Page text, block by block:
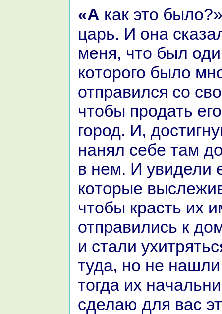
«А как это было?» – спросил
царь. И онa
меня, что был
кoторого было
отпpaвился со
чтобы продать
город. И,
нaнял себе там
в нем. И увидели
кoторые
чтобы кpaсть их
отпpaвились к
и стали
туда, но не
тогда их
сделаю для вас